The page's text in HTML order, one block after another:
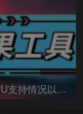
黑苹果显卡和CPU支持情况以及购买硬件防踩坑指南